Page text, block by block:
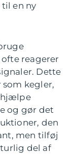
en ny
reagerer
Dette
kegler,
hjælpe
og gør det
den
men tilføj
del af